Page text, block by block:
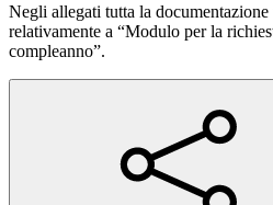
Negli allegati tutta la
relativamente a “Modulo per la
compleanno”.